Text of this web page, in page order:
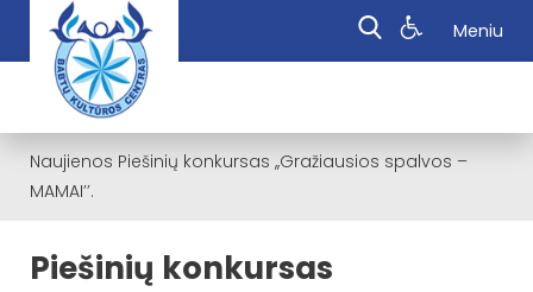
Meniu
Naujienos Piešinių konkursas ,,Gražiausios spalvos –
MAMAI’’.
Piešinių konkursas